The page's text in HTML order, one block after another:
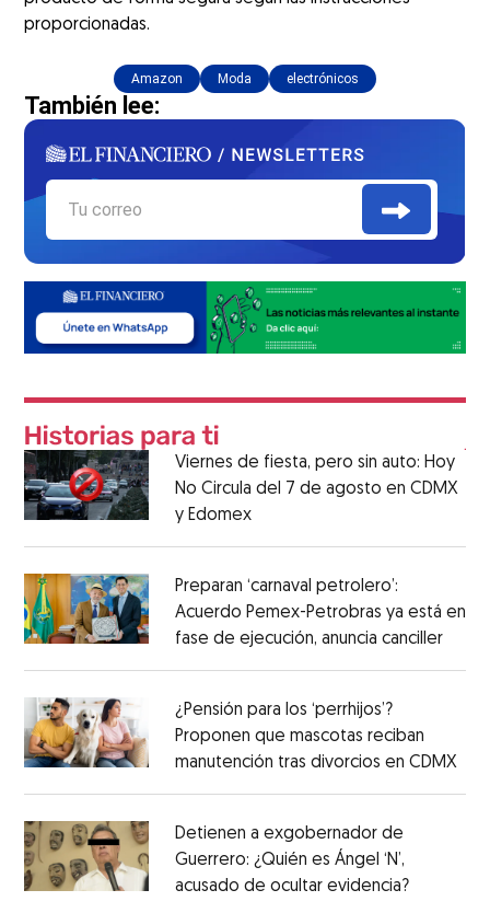
proporcionadas.
Amazon Moda electrónicos
También lee:
Viernes de fiesta, pero sin auto: Hoy
No Circula del 7 de agosto en CDMX
y Edomex
Preparan ‘carnaval petrolero’:
Acuerdo Pemex-Petrobras ya está en
fase de ejecución, anuncia canciller
¿Pensión para los ‘perrhijos’?
Proponen que mascotas reciban
manutención tras divorcios en CDMX
Detienen a exgobernador de
Guerrero: ¿Quién es Ángel ‘N’,
acusado de ocultar evidencia?